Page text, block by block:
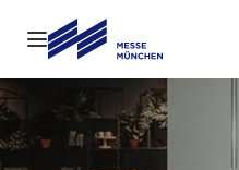
Navigation öffnen